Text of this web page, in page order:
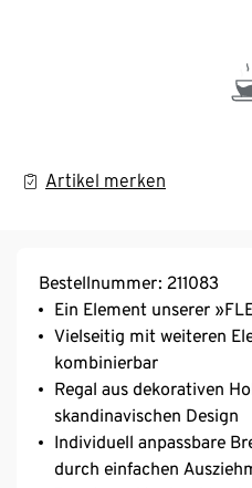
Artikel merken
Bestellnummer: 211083
Ein Element unserer
Vielseitig mit weiteren
kombinierbar
Regal aus dekorativen
skandinavischen Design
Individuell anpassbare
durch einfachen